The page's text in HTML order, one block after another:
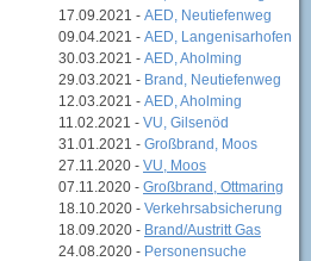
17.09.2021 - AED, Neutiefenweg
09.04.2021 - AED, Langenisarhofen
30.03.2021 - AED, Aholming
29.03.2021 - Brand, Neutiefenweg
12.03.2021 - AED, Aholming
11.02.2021 - VU, Gilsenöd
31.01.2021 - Großbrand, Moos
27.11.2020 - VU, Moos
07.11.2020 - Großbrand, Ottmaring
18.10.2020 - Verkehrsabsicherung
18.09.2020 - Brand/Austritt Gas
24.08.2020 - Personensuche